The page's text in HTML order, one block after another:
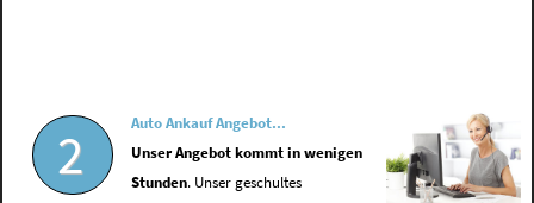
2
Auto Ankauf Angebot...
Unser Angebot kommt in wenigen
Stunden. Unser geschultes